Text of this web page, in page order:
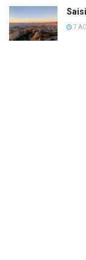
7